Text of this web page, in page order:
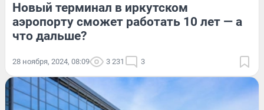
Новый терминал в иркутском
аэропорту сможет работать 10 лет — а
что дальше?
28 ноября, 2024, 08:09 3 231 3